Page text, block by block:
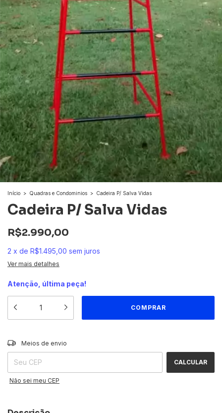
Início > Quadras e Condominios > Cadeira P/ Salva Vidas
Cadeira P/ Salva Vidas
R$2.990,00
2 x de R$1.495,00 sem juros
Ver mais detalhes
Atenção, última peça!
Entregas para o CEP:
Meios de envio
CALCULAR
Não sei meu CEP